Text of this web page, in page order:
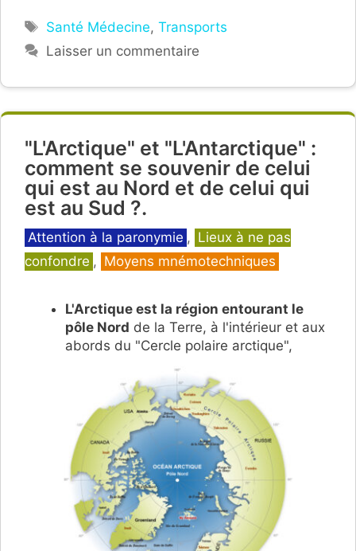
Étiquettes
Santé Médecine,Transports
Laisser un commentaire
"L'Arctique" et "L'Antarctique" :
comment se souvenir de celui
qui est au Nord et de celui qui
est au Sud ?.
Catégories
Attention à la paronymie , Lieux à ne pas
confondre , Moyens mnémotechniques
L'Arctique est la région entourant le
pôle Nord de la Terre, à l'intérieur et aux
abords du "Cercle polaire arctique",